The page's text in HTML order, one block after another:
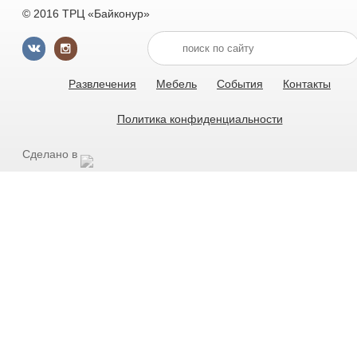
© 2016 ТРЦ «Байконур»
Развлечения Мебель События Контакты
Политика конфиденциальности
Сделано в